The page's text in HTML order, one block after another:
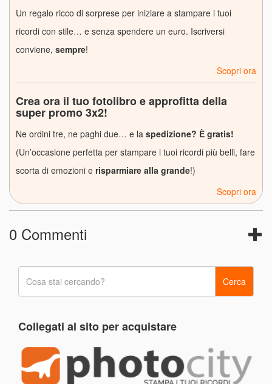
Un regalo ricco di sorprese per iniziare a stampare i tuoi
ricordi con stile… e senza spendere un euro. Iscriversi
conviene, sempre!
Scopri ora
Crea ora il tuo fotolibro e approfitta della
super promo 3x2!
Ne ordini tre, ne paghi due… e la spedizione? È gratis!
(Un’occasione perfetta per stampare i tuoi ricordi più belli, fare
scorta di emozioni e risparmiare alla grande!)
Scopri ora
0 Commenti
Collegati al sito per acquistare